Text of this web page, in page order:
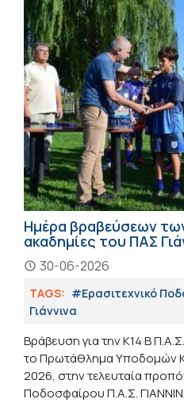
Ημέρα βραβεύσεων
ακαδημίες του ΠΑΣ
30-06-2026
TAGS: #Eρασιτεχνικό
Γιάννινα
Βράβευση για την Κ14 Β
το Πρωτάθλημα Υποδομών
2026, στην τελευταία
Ποδοσφαίρου Π.Α.Σ.